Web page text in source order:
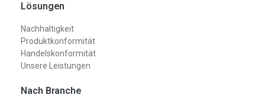
Lösungen
Nachhaltigkeit
Produktkonformität
Handelskonformität
Unsere Leistungen
Nach Branche